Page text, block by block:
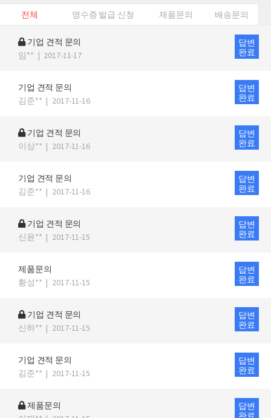
전체 영수증 발급 신청 제품문의 배송문의
기업 견적 문의
임** | 2017-11-17
답변
완료
기업 견적 문의
김준** | 2017-11-16
답변
완료
기업 견적 문의
이상** | 2017-11-16
답변
완료
기업 견적 문의
김준** | 2017-11-16
답변
완료
기업 견적 문의
신윤** | 2017-11-15
답변
완료
제품문의
황성** | 2017-11-15
답변
완료
기업 견적 문의
신하** | 2017-11-15
답변
완료
기업 견적 문의
김준** | 2017-11-15
답변
완료
제품문의
답변
완료